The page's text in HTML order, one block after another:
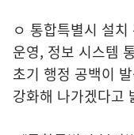
ㅇ 통합특별시 설
운영, 정보 시스템
초기 행정 공백이
강화해 나가겠다고